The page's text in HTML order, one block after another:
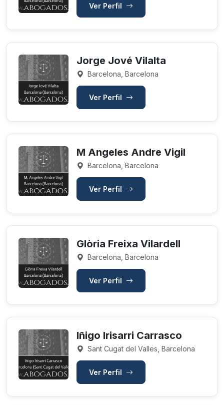
Ver Perfil
Jorge Jové Vilalta
Barcelona, Barcelona
Ver Perfil
M Angeles Andre Vigil
Barcelona, Barcelona
Ver Perfil
Glòria Freixa Vilardell
Barcelona, Barcelona
Ver Perfil
Iñigo Irisarri Carrasco
Sant Cugat del Valles, Barcelona
Ver Perfil